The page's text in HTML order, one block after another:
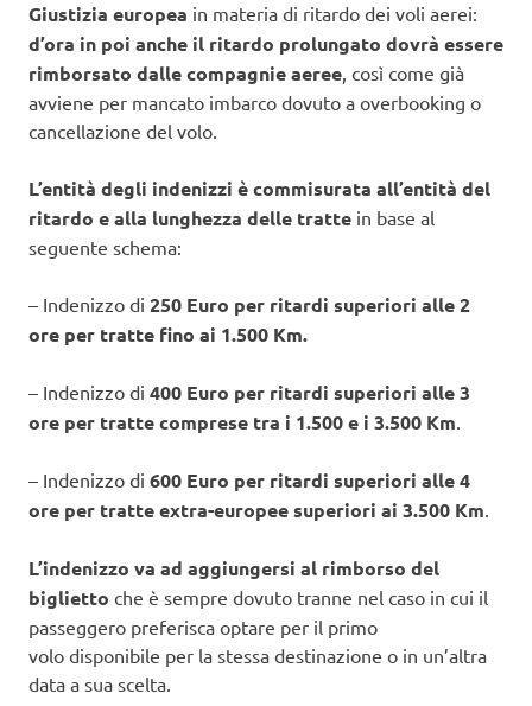
Giustizia europea in materia di ritardo dei voli aerei:
d’ora in poi anche il ritardo prolungato dovrà essere
rimborsato dalle compagnie aeree, così come già
avviene per mancato imbarco dovuto a overbooking o
cancellazione del volo.
L’entità degli indenizzi è commisurata all’entità del
ritardo e alla lunghezza delle tratte in base al
seguente schema:
– Indenizzo di 250 Euro per ritardi superiori alle 2
ore per tratte fino ai 1.500 Km.
– Indenizzo di 400 Euro per ritardi superiori alle 3
ore per tratte comprese tra i 1.500 e i 3.500 Km.
– Indenizzo di 600 Euro per ritardi superiori alle 4
ore per tratte extra-europee superiori ai 3.500 Km.
L’indenizzo va ad aggiungersi al rimborso del
biglietto che è sempre dovuto tranne nel caso in cui il
passeggero preferisca optare per il primo
volo disponibile per la stessa destinazione o in un’altra
data a sua scelta.